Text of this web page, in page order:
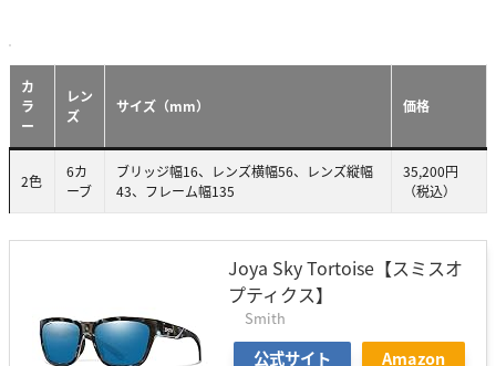
カ
ラ
ー
レン
ズ
サイズ（mm） 価格
2色
6カ
ーブ
ブリッジ幅16、レンズ横幅56、レンズ縦幅
43、フレーム幅135
35,200円
（税込）
Joya Sky Tortoise【スミスオ
プティクス】
Smith
公式サイト
Amazon